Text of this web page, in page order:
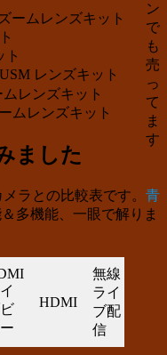
ン
で
も
売
っ
て
ま
す
ームレンズキット
ト
レンズキット
レンズキット
ムレンズキット
ました
ラとの比較表です。 青
多機能、一眼で解りま
HDMI
無線
ライ
ブ配
信